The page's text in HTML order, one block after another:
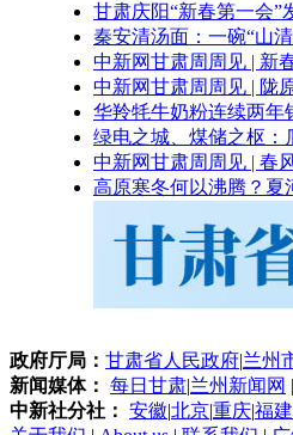
甘肃庆阳“新春第一会”
秦安清汤面：一碗“山
中新网甘肃周周见 | 新
中新网甘肃周周见 | 陇
华羚牦牛奶粉连续两年
绿电之城、煤储之枢：
中新网甘肃周周见 | 春
高原寒冬何以沸腾？夏
政府厅局： 甘肃省人民政府|兰州
新闻媒体： 每日甘肃|兰州新闻网 |
中新社分社： 安徽|北京|重庆|福建